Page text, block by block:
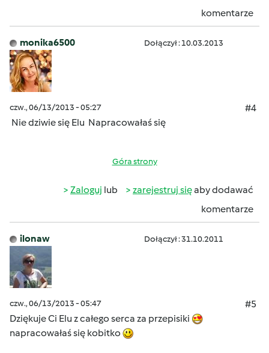
komentarze
monika6500 Dołączył : 10.03.2013
czw., 06/13/2013 - 05:27
#4
Nie dziwie się Elu Napracowałaś się
Góra strony
Zaloguj lub zarejestruj sięaby dodawać
komentarze
ilonaw Dołączył : 31.10.2011
czw., 06/13/2013 - 05:47
#5
Dziękuje Ci Elu z całego serca za przepisiki
napracowałaś się kobitko